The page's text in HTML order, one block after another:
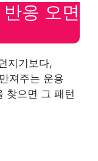
응 오면
지기보다,
져주는 운용
찾으면 그 패턴